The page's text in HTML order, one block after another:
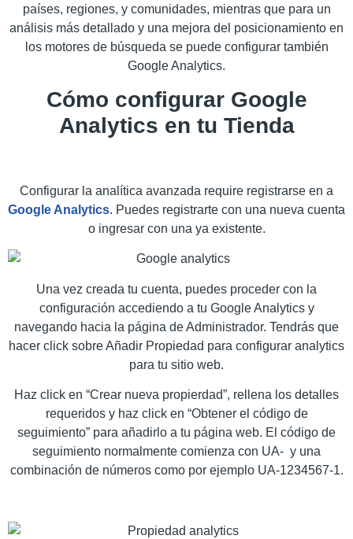
países, regiones, y comunidades, mientras que para un
análisis más detallado y una mejora del posicionamiento en
los motores de búsqueda se puede configurar también
Google Analytics.
Cómo configurar Google
Analytics en tu Tienda
Configurar la analítica avanzada require registrarse en a
Google Analytics. Puedes registrarte con una nueva cuenta
o ingresar con una ya existente.
Una vez creada tu cuenta, puedes proceder con la
configuración accediendo a tu Google Analytics y
navegando hacia la página de Administrador. Tendrás que
hacer click sobre Añadir Propiedad para configurar analytics
para tu sitio web.
Haz click en “Crear nueva propierdad”, rellena los detalles
requeridos y haz click en “Obtener el código de
seguimiento” para añadirlo a tu página web. El código de
seguimiento normalmente comienza con UA- y una
combinación de números como por ejemplo UA-1234567-1.